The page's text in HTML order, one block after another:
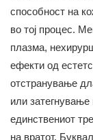
способност на
во тој процес.
плазма,
ефекти од
отстранување
или
единствениот
на вратот.